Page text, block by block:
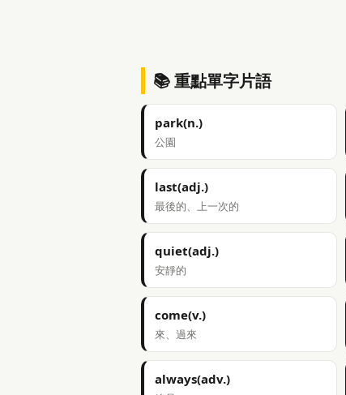
📚 重點單字片語
park(n.)
公園
last(adj.)
最後的、上一次的
quiet(adj.)
安靜的
come(v.)
來、過來
always(adv.)